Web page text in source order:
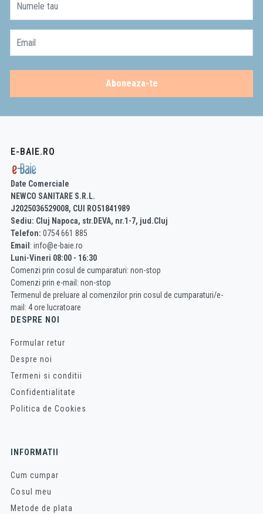
Numele tau
Email
Aboneaza-te
E-BAIE.RO
Date Comerciale
NEWCO SANITARE S.R.L.
J2025036529008, CUI RO51841989
Sediu: Cluj Napoca, str.DEVA, nr.1-7, jud.Cluj
Telefon: 0754 661 885
Email : info@e-baie.ro
Luni-Vineri 08:00 - 16:30
Comenzi prin cosul de cumparaturi: non-stop
Comenzi prin e-mail: non-stop
Termenul de preluare al comenzilor prin cosul de cumparaturi/e-
mail: 4 ore lucratoare
DESPRE NOI
Formular retur
Despre noi
Termeni si conditii
Confidentialitate
Politica de Cookies
INFORMATII
Cum cumpar
Cosul meu
Metode de plata